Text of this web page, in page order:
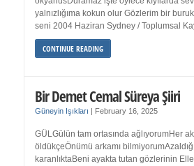
yalnızlığıma kokun olur Gözlerim bir
seni 2004 Haziran Sydney / Toplumsal
CONTINUE READING
Bir Demet Cemal Süreya Şiiri
Güneyin Işıkları February 16, 2025
GÜLGülün tam ortasında ağlıyorumHer
öldükçeÖnümü arkamı
karanlıktaBeni ayakta tutan gözlerinin